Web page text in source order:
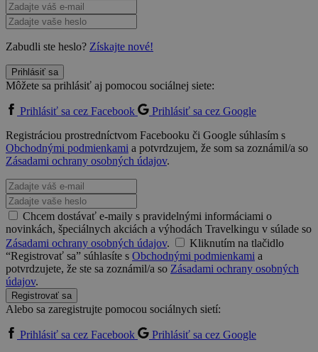
Zabudli ste heslo? Získajte nové!
Prihlásiť sa
Môžete sa prihlásiť aj pomocou sociálnej siete:
Prihlásiť sa cez Facebook
Prihlásiť sa cez Google
Registráciou prostredníctvom Facebooku či Google súhlasím s
Obchodnými podmienkami a potvrdzujem, že som sa zoznámil/a so
Zásadami ochrany osobných údajov.
Chcem dostávať e-maily s pravidelnými informáciami o
novinkách, špeciálnych akciách a výhodách Travelkingu v súlade so
Zásadami ochrany osobných údajov.
Kliknutím na tlačidlo
“Registrovať sa” súhlasíte s Obchodnými podmienkami a
potvrdzujete, že ste sa zoznámil/a so Zásadami ochrany osobných
údajov.
Registrovať sa
Alebo sa zaregistrujte pomocou sociálnych sietí:
Prihlásiť sa cez Facebook
Prihlásiť sa cez Google